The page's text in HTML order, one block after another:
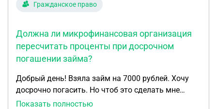
Гражданское право
Должна ли микрофинансовая организация
пересчитать проценты при досрочном
погашении займа?
Добрый день! Взяла займ на 7000 рублей. Хочу
досрочно погасить. Но чтоб это сделать мне
нужно уведомить заемщика за 30 дней об этом.
Показать полностью